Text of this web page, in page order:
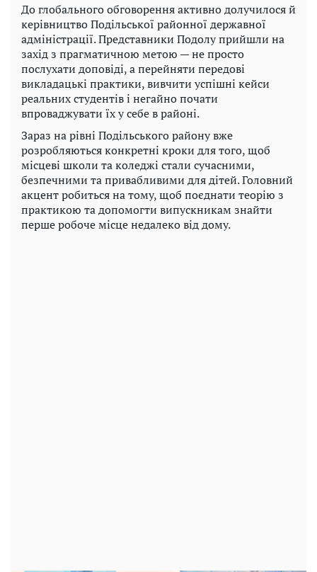
До глобального обговорення активно долучилося й
керівництво Подільської районної державної
адміністрації. Представники Подолу прийшли на
захід з прагматичною метою — не просто
послухати доповіді, а перейняти передові
викладацькі практики, вивчити успішні кейси
реальних студентів і негайно почати
впроваджувати їх у себе в районі.
Зараз на рівні Подільського району вже
розробляються конкретні кроки для того, щоб
місцеві школи та коледжі стали сучасними,
безпечними та привабливими для дітей. Головний
акцент робиться на тому, щоб поєднати теорію з
практикою та допомогти випускникам знайти
перше робоче місце недалеко від дому.